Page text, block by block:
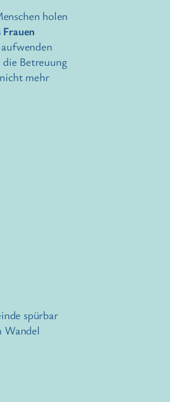
holen
Frauen
Betreuung
mehr
spürbar
Wandel